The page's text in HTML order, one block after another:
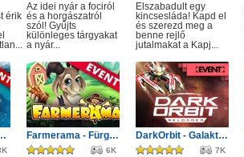
érik
Az idei nyár a fociról
és a horgászatról
szól! Gyűjts
különleges tárgyakat
a nyár...
Elszabadult egy
kincsesláda! Kapd el
és szerezd meg a
benne rejlő
jutalmakat a Kapj...
Fogak és csápok Farmerama - Fürge takarító
6K
DarkOrbit - Galaktikus küzdelem
7K